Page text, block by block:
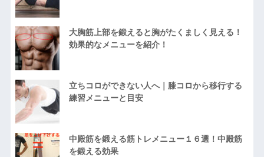
大胸筋上部を鍛えると胸がたくましく見える！
効果的なメニューを紹介！
立ちコロができない人へ｜膝コロから移行する
練習メニューと目安
中殿筋を鍛える筋トレメニュー１６選！中殿筋
を鍛える効果